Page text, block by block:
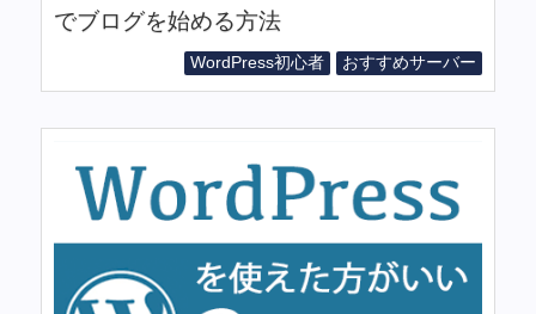
でブログを始める方法
WordPress初心者 おすすめサーバー